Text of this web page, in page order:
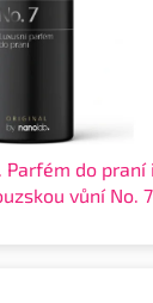
Parfém do
vůní No. 7